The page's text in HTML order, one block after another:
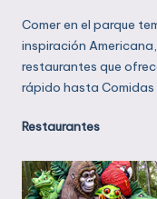
Comer en el parque
inspiración
restaurantes que
rápido hasta
Restaurantes